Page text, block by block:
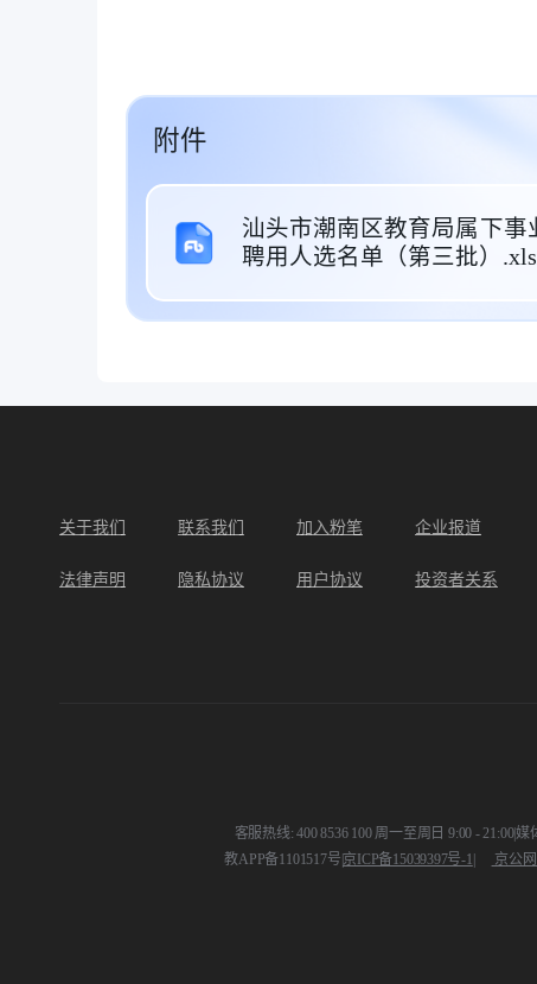
附件
汕头市潮南区教育局属下事
聘用人选名单（第三批）
关于我们 联系我们 加入粉笔 企业报道
法律声明 隐私协议 用户协议 投资者关系
客服热线: 400 8536 100 周一至周日 9:00 - 21:00|媒
教APP备1101517号 京ICP备15039397号-1 京公